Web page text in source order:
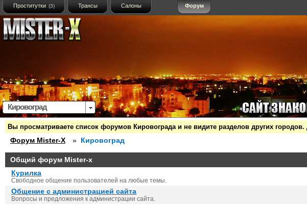
Проститутки (3) Трансы Салоны Форум
Кировоград
Вы просматриваете список форумов Кировограда и не видите разделов других
Форум Mister-X » Кировоград
Общий форум Mister-x
Курилка
Свободное общение пользователей на любые темы.
Общение с администрацией сайта
Вопросы и предложения к администрации сайта.